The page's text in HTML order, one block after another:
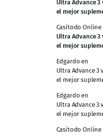
Ultra Advance 3
el mejor
Casitodo Online
Ultra Advance 3
el mejor
Edgardo en
Ultra Advance 3
el mejor
Edgardo en
Ultra Advance 3
el mejor
Casitodo Online